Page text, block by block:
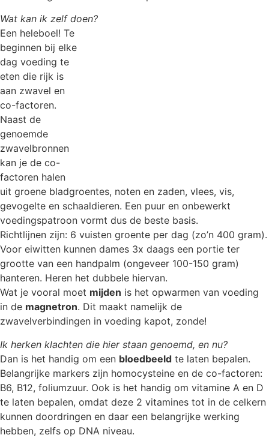
Wat kan ik zelf doen?
Een heleboel! Te
beginnen bij elke
dag voeding te
eten die rijk is
aan zwavel en
co-factoren.
Naast de
genoemde
zwavelbronnen
kan je de co-
factoren halen
uit groene bladgroentes, noten en zaden, vlees, vis,
gevogelte en schaaldieren. Een puur en onbewerkt
voedingspatroon vormt dus de beste basis.
Richtlijnen zijn: 6 vuisten groente per dag (zo’n 400 gram).
Voor eiwitten kunnen dames 3x daags een portie ter
grootte van een handpalm (ongeveer 100-150 gram)
hanteren. Heren het dubbele hiervan.
Wat je vooral moet mijden is het opwarmen van voeding
in de magnetron. Dit maakt namelijk de
zwavelverbindingen in voeding kapot, zonde!
Ik herken klachten die hier staan genoemd, en nu?
Dan is het handig om een bloedbeeld te laten bepalen.
Belangrijke markers zijn homocysteine en de co-factoren:
B6, B12, foliumzuur. Ook is het handig om vitamine A en D
te laten bepalen, omdat deze 2 vitamines tot in de celkern
kunnen doordringen en daar een belangrijke werking
hebben, zelfs op DNA niveau.